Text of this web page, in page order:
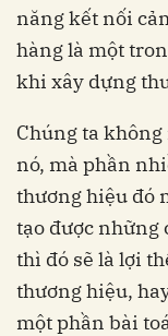
năng kết nối
hàng là một
khi xây dựng
Chúng ta
nó, mà phần
thương hiệu đó
tạo được những
thì đó sẽ là lợi
thương hiệu,
một phần bài